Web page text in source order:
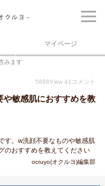
マイページ
みます
5886View 41 コメント
敏感肌におすすめを教
す。w洗顔不要なものや敏感肌
のおすすめを教えてください
ocruyo(オクルヨ)編集部